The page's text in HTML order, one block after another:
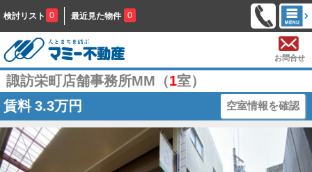
検討リスト 0 最近見た物件 0
お問合せ
諏訪栄町店舗事務所MM（1室）
賃料 3.3万円 空室情報を確認